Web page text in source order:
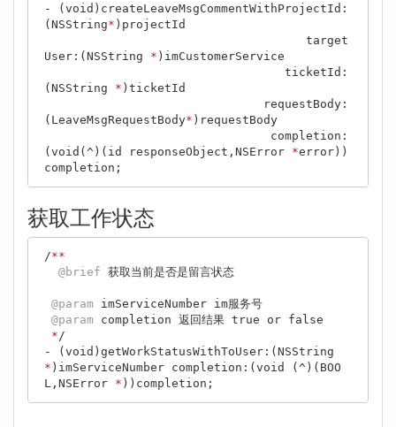
- (void)createLeaveMsgCommentWithProjectId:
(NSString* )projectId
User:(NSString * )imCustomerService
(NSString * )ticketId
(LeaveMsgRequestBody* )requestBody
(void(^)(id responseObject,NSError *error))
获取工作状态
/**
@brief 获取当前是否是留言状态
@param imServiceNumber im服务号
@param completion 返回结果 true or false
*/
* )imServiceNumber completion:(void (^)(BOO
L,NSError *